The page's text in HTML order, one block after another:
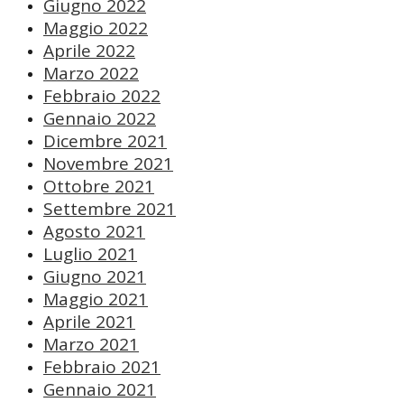
Giugno 2022
Maggio 2022
Aprile 2022
Marzo 2022
Febbraio 2022
Gennaio 2022
Dicembre 2021
Novembre 2021
Ottobre 2021
Settembre 2021
Agosto 2021
Luglio 2021
Giugno 2021
Maggio 2021
Aprile 2021
Marzo 2021
Febbraio 2021
Gennaio 2021